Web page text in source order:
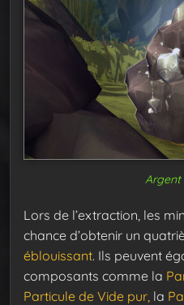
Argent
Lors de l’extraction, les
chance d’obtenir un
éblouissant. Ils peuvent
composants comme la
Particule de Vide pur, la